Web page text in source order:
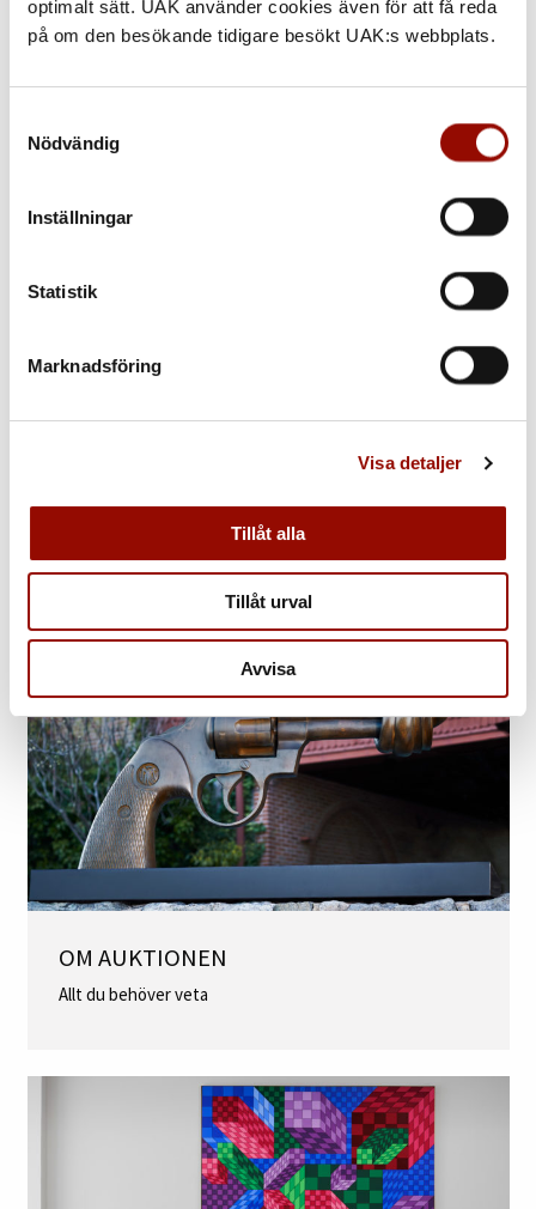
optimalt sätt. UAK använder cookies även för att få reda
på om den besökande tidigare besökt UAK:s webbplats.
Nödvändig
Inställningar
Statistik
Marknadsföring
Visa detaljer
Tillåt alla
Tillåt urval
Avvisa
Kontakt
OM AUKTIONEN
Allt du behöver veta